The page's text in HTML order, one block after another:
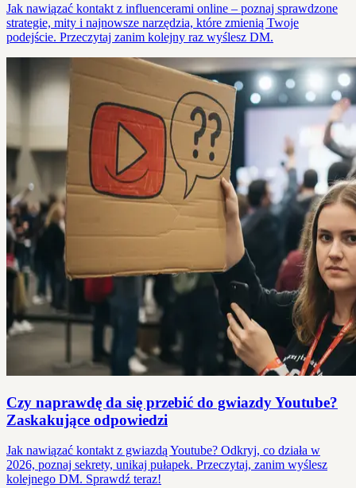
Jak nawiązać kontakt z influencerami online – poznaj sprawdzone
strategie, mity i najnowsze narzędzia, które zmienią Twoje
podejście. Przeczytaj zanim kolejny raz wyślesz DM.
Czy naprawdę da się przebić do gwiazdy Youtube?
Zaskakujące odpowiedzi
Jak nawiązać kontakt z gwiazdą Youtube? Odkryj, co działa w
2026, poznaj sekrety, unikaj pułapek. Przeczytaj, zanim wyślesz
kolejnego DM. Sprawdź teraz!